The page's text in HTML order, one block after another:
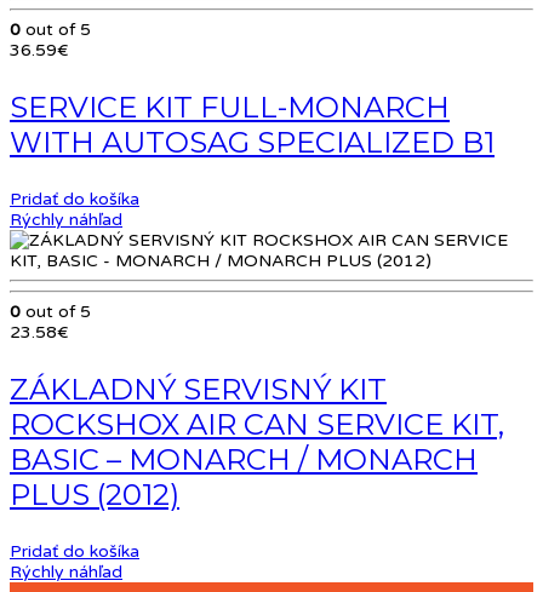
0 out of 5
36.59€
SERVICE KIT FULL-MONARCH
WITH AUTOSAG SPECIALIZED B1
Pridať do košíka
Rýchly náhľad
0 out of 5
23.58€
ZÁKLADNÝ SERVISNÝ KIT
ROCKSHOX AIR CAN SERVICE KIT,
BASIC – MONARCH / MONARCH
PLUS (2012)
Pridať do košíka
Rýchly náhľad